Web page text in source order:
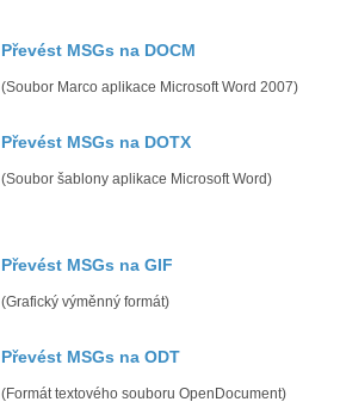
Převést MSGs na DOCM
(Soubor Marco aplikace Microsoft Word 2007)
Převést MSGs na DOTX
(Soubor šablony aplikace Microsoft Word)
Převést MSGs na GIF
(Grafický výměnný formát)
Převést MSGs na ODT
(Formát textového souboru OpenDocument)